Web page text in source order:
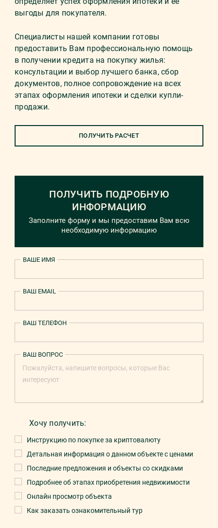
выгоды для покупателя.
Специалисты нашей компании готовы
предоставить Вам профессиональную помощь
в получении кредита на покупку жилья:
консультации и выбор лучшего банка, сбор
документов, полное сопровождение на всех
этапах оформления ипотеки и сделки купли-
продажи.
ПОЛУЧИТЬ РАСЧЕТ
ПОЛУЧИТЬ ПОДРОБНУЮ
ИНФОРМАЦИЮ
Заполните форму и мы предоставим Вам всю
необходимую информацию
ВАШЕ ИМЯ
ВАШ EMAIL
ВАШ ТЕЛЕФОН
Хочу получить:
Инструкцию по покупке за криптовалюту
Детальная информация о данном объекте с ценами
Последние предложения и объекты со скидками
Подробнее об этапах приобретения недвижимости
Онлайн просмотр объекта
Как заказать ознакомительный тур
ВАШ ВОПРОС